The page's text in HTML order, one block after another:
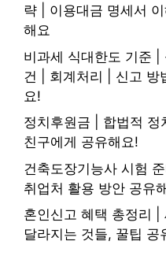
략 | 이용대금 명세서
해요
비과세 식대한도 기준
건 | 회계처리 | 신고 방
요!
정치후원금 | 합법적 정
친구에게 공유해요!
건축도장기능사 시험
취업처 활용 방안 공유
혼인신고 혜택 총정리 |
달라지는 것들, 꿀팁 공